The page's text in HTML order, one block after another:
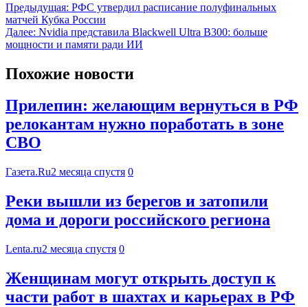
Предыдущая: РФС утвердил расписание полуфинальных
матчей Кубка России
Далее: Nvidia представила Blackwell Ultra B300: больше
мощности и памяти ради ИИ
Похожие новости
Прилепин: желающим вернуться в РФ
релокантам нужно поработать в зоне
СВО
Газета.Ru2 месяца спустя 0
Реки вышли из берегов и затопили
дома и дороги российского региона
Lenta.ru2 месяца спустя 0
Женщинам могут открыть доступ к
части работ в шахтах и карьерах в РФ